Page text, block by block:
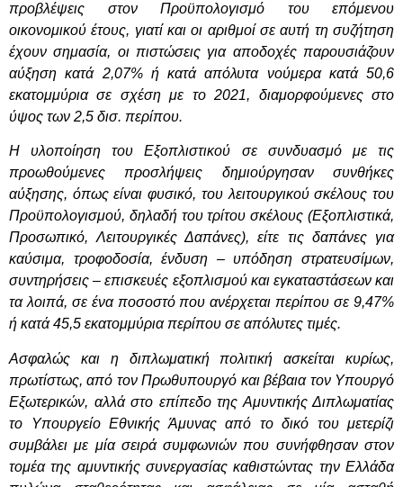
προβλέψεις στον Προϋπολογισμό του επόμενου
οικονομικού έτους, γιατί και οι αριθμοί σε αυτή τη συζήτηση
έχουν σημασία, οι πιστώσεις για αποδοχές παρουσιάζουν
αύξηση κατά 2,07% ή κατά απόλυτα νούμερα κατά 50,6
εκατομμύρια σε σχέση με το 2021, διαμορφούμενες στο
ύψος των 2,5 δισ. περίπου.
Η υλοποίηση του Εξοπλιστικού σε συνδυασμό με τις
προωθούμενες προσλήψεις δημιούργησαν συνθήκες
αύξησης, όπως είναι φυσικό, του λειτουργικού σκέλους του
Προϋπολογισμού, δηλαδή του τρίτου σκέλους (Εξοπλιστικά,
Προσωπικό, Λειτουργικές Δαπάνες), είτε τις δαπάνες για
καύσιμα, τροφοδοσία, ένδυση – υπόδηση στρατευσίμων,
συντηρήσεις – επισκευές εξοπλισμού και εγκαταστάσεων και
τα λοιπά, σε ένα ποσοστό που ανέρχεται περίπου σε 9,47%
ή κατά 45,5 εκατομμύρια περίπου σε απόλυτες τιμές.
Ασφαλώς και η διπλωματική πολιτική ασκείται κυρίως,
πρωτίστως, από τον Πρωθυπουργό και βέβαια τον Υπουργό
Εξωτερικών, αλλά στο επίπεδο της Αμυντικής Διπλωματίας
το Υπουργείο Εθνικής Άμυνας από το δικό του μετερίζι
συμβάλει με μία σειρά συμφωνιών που συνήφθησαν στον
τομέα της αμυντικής συνεργασίας καθιστώντας την Ελλάδα